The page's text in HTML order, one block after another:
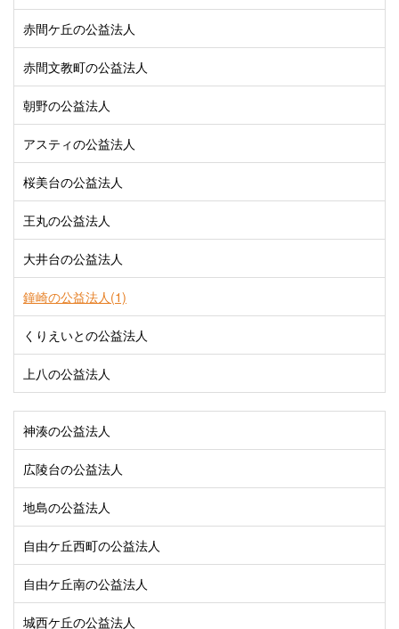
赤間ケ丘の公益法人
赤間文教町の公益法人
朝野の公益法人
アスティの公益法人
桜美台の公益法人
王丸の公益法人
大井台の公益法人
鐘崎の公益法人(1)
くりえいとの公益法人
上八の公益法人
神湊の公益法人
広陵台の公益法人
地島の公益法人
自由ケ丘西町の公益法人
自由ケ丘南の公益法人
城西ケ丘の公益法人